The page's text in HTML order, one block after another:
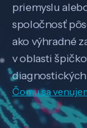
priemyslu
spoločnosť
ako výhradné
v oblasti
Čomu sa